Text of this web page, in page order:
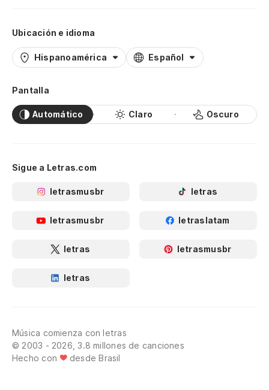
Ubicación e idioma
Hispanoamérica Español
Pantalla
Automático Claro Oscuro
Sigue a Letras.com
letrasmusbr letras
letrasmusbr letraslatam
letras letrasmusbr
letras
Música comienza con letras
© 2003 - 2026, 3.8 millones de canciones
Hecho con
desde Brasil